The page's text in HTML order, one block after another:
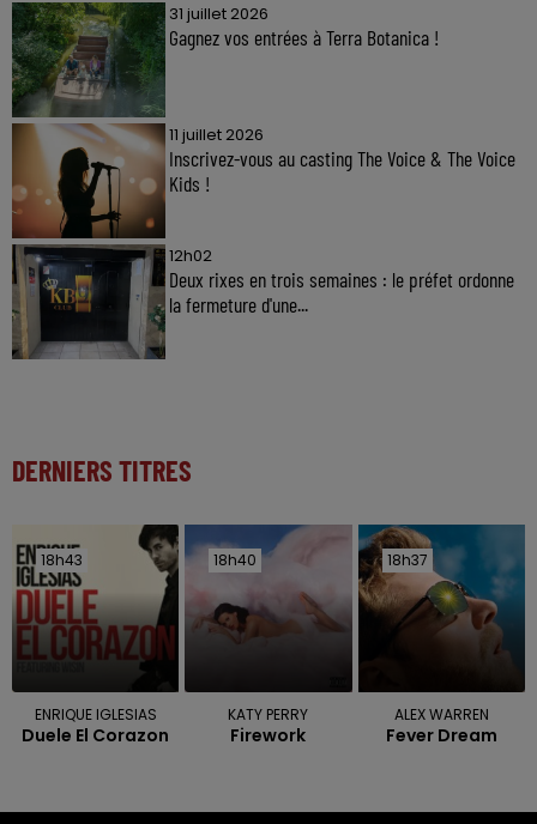
31 juillet 2026
Gagnez vos entrées à Terra Botanica !
11 juillet 2026
Inscrivez-vous au casting The Voice & The Voice
Kids !
12h02
Deux rixes en trois semaines : le préfet ordonne
la fermeture d'une...
DERNIERS TITRES
18h43
18h43
ENRIQUE IGLESIAS
Duele El Corazon
18h40
18h40
KATY PERRY
Firework
18h37
18h37
ALEX WARREN
Fever Dream